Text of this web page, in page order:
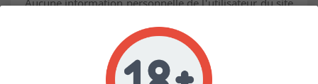
Aucune information personnelle de l'utilisateur du site
transférée, cédée ou vendue sur un support
quelconque à des tiers. Seule l'hypothèse du rachat de
la Stucture juridique et de ses droits permettrait la
transmission des dites informations à l'éventuel